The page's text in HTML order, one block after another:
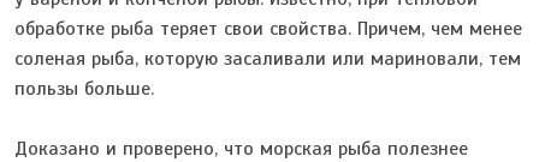
обработке рыба теряет свои свойства. Причем, чем менее
соленая рыба, которую засаливали или мариновали, тем
пользы больше.
Доказано и проверено, что морская рыба полезнее